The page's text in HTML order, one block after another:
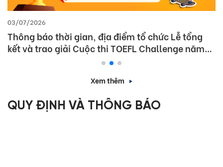
03/07/2026
Thông báo thời gian, địa điểm tổ chức Lễ tổng
kết và trao giải Cuộc thi TOEFL Challenge năm
Xem thêm
QUY ĐỊNH VÀ THÔNG BÁO